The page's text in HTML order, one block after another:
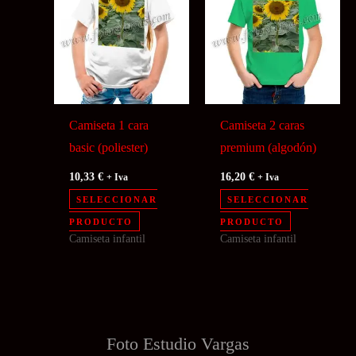
opciones
se
pueden
elegir
página
producto
Camiseta 1 cara
basic (poliester)
10,33€ + Iva
SELECCIONAR
PRODUCTO
Camiseta infantil
Camiseta 2 caras
premium (algodón)
16,20€ + Iva
SELECCIONAR
PRODUCTO
producto
Camiseta infantil
Foto Estudio Vargas